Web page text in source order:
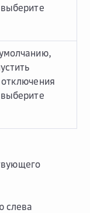
слева